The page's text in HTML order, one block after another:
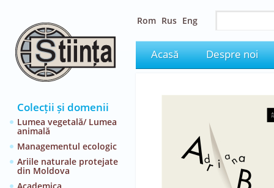
Colecții și domenii
Lumea vegetală/ Lumea
animală
Managementul ecologic
Ariile naturale protejate
din Moldova
Rom Rus Eng
Acasă Despre noi